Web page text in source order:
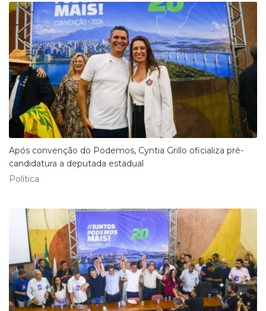
Após convenção do Podemos, Cyntia Grillo oficializa pré-
candidatura a deputada estadual
Política